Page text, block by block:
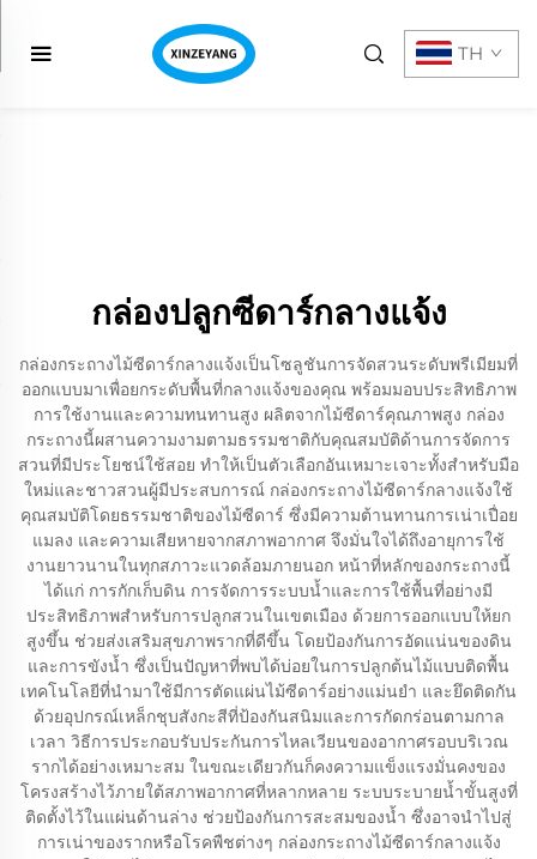
TH
กล่องปลูกซีดาร์กลางแจ้ง
กล่องกระถางไม้ซีดาร์กลางแจ้งเป็นโซลูชันการจัดสวนระดับพรีเมียมที่
ออกแบบมาเพื่อยกระดับพื้นที่กลางแจ้งของคุณ พร้อมมอบประสิทธิภาพ
การใช้งานและความทนทานสูง ผลิตจากไม้ซีดาร์คุณภาพสูง กล่อง
กระถางนี้ผสานความงามตามธรรมชาติกับคุณสมบัติด้านการจัดการ
สวนที่มีประโยชน์ใช้สอย ทำให้เป็นตัวเลือกอันเหมาะเจาะทั้งสำหรับมือ
ใหม่และชาวสวนผู้มีประสบการณ์ กล่องกระถางไม้ซีดาร์กลางแจ้งใช้
คุณสมบัติโดยธรรมชาติของไม้ซีดาร์ ซึ่งมีความต้านทานการเน่าเปื่อย
แมลง และความเสียหายจากสภาพอากาศ จึงมั่นใจได้ถึงอายุการใช้
งานยาวนานในทุกสภาวะแวดล้อมภายนอก หน้าที่หลักของกระถางนี้
ได้แก่ การกักเก็บดิน การจัดการระบบน้ำและการใช้พื้นที่อย่างมี
ประสิทธิภาพสำหรับการปลูกสวนในเขตเมือง ด้วยการออกแบบให้ยก
สูงขึ้น ช่วยส่งเสริมสุขภาพรากที่ดีขึ้น โดยป้องกันการอัดแน่นของดิน
และการขังน้ำ ซึ่งเป็นปัญหาที่พบได้บ่อยในการปลูกต้นไม้แบบติดพื้น
เทคโนโลยีที่นำมาใช้มีการตัดแผ่นไม้ซีดาร์อย่างแม่นยำ และยึดติดกัน
ด้วยอุปกรณ์เหล็กชุบสังกะสีที่ป้องกันสนิมและการกัดกร่อนตามกาล
เวลา วิธีการประกอบรับประกันการไหลเวียนของอากาศรอบบริเวณ
รากได้อย่างเหมาะสม ในขณะเดียวกันก็คงความแข็งแรงมั่นคงของ
โครงสร้างไว้ภายใต้สภาพอากาศที่หลากหลาย ระบบระบายน้ำขั้นสูงที่
ติดตั้งไว้ในแผ่นด้านล่าง ช่วยป้องกันการสะสมของน้ำ ซึ่งอาจนำไปสู่
การเน่าของรากหรือโรคพืชต่างๆ กล่องกระถางไม้ซีดาร์กลางแจ้ง